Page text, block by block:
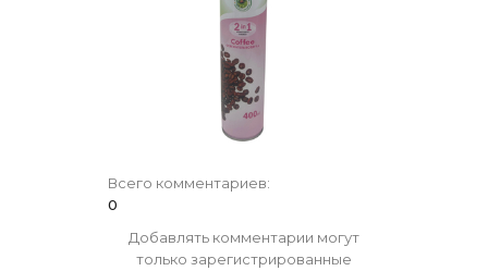
Всего комментариев:
0
Добавлять комментарии могут
только зарегистрированные